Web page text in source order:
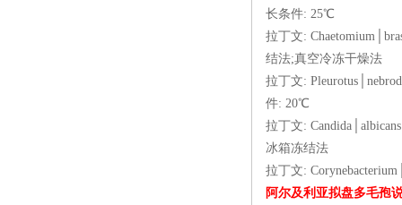
长条件: 25℃
拉丁文:
结法;真空冷冻干燥法
拉丁文:
件: 20℃
拉丁文:
冰箱冻结法
拉丁文:
阿尔及利亚拟盘多毛孢